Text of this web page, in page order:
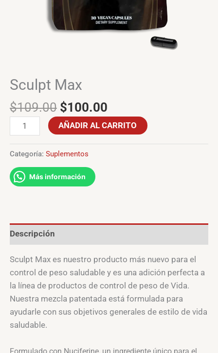
Sculpt Max
$109.00 $100.00
AÑADIR AL CARRITO
Categoría: Suplementos
Más información
Descripción
Sculpt Max es nuestro producto más nuevo para el
control de peso saludable y es una adición perfecta a
la línea de productos de control de peso de Vida.
Nuestra mezcla patentada está formulada para
ayudarle con sus objetivos generales de estilo de vida
saludable.